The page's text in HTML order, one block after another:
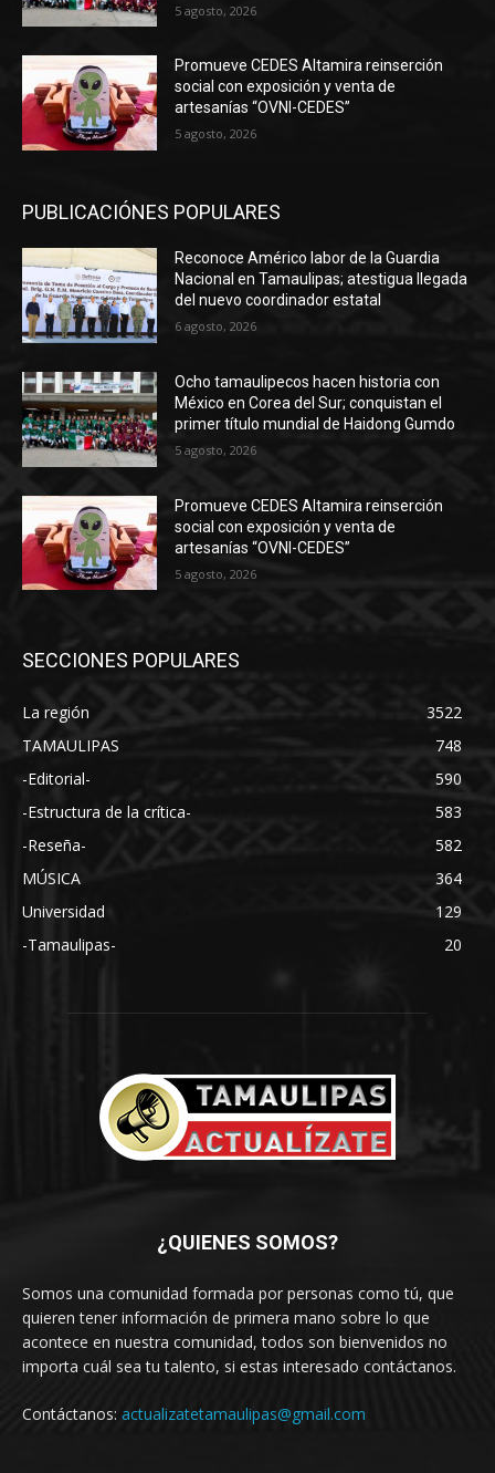
5 agosto, 2026
Promueve CEDES Altamira reinserción
social con exposición y venta de
artesanías “OVNI-CEDES”
5 agosto, 2026
PUBLICACIÓNES POPULARES
Reconoce Américo labor de la Guardia
Nacional en Tamaulipas; atestigua llegada
del nuevo coordinador estatal
6 agosto, 2026
Ocho tamaulipecos hacen historia con
México en Corea del Sur; conquistan el
primer título mundial de Haidong Gumdo
5 agosto, 2026
Promueve CEDES Altamira reinserción
social con exposición y venta de
artesanías “OVNI-CEDES”
5 agosto, 2026
SECCIONES POPULARES
La región
3522
TAMAULIPAS
748
-Editorial-
590
-Estructura de la crítica-
583
-Reseña-
582
MÚSICA
364
Universidad
129
-Tamaulipas-
20
¿QUIENES SOMOS?
Somos una comunidad formada por personas como tú, que
quieren tener información de primera mano sobre lo que
acontece en nuestra comunidad, todos son bienvenidos no
importa cuál sea tu talento, si estas interesado contáctanos.
Contáctanos: actualizatetamaulipas@gmail.com